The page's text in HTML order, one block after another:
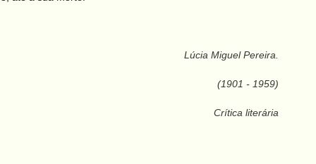
Lúcia Miguel Pereira.
(1901 - 1959)
Crítica literária